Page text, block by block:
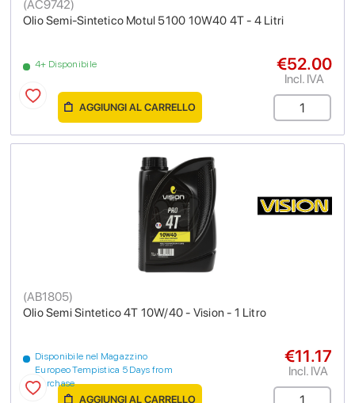
Olio Semi-Sintetico Motul 5100 10W40 4T - 4 Litri
(AC9742)
4+ Disponibile €52.00
Incl. IVA
AGGIUNGI AL CARRELLO
Olio Semi Sintetico 4T 10W/40 - Vision - 1 Litro
(AB1805)
Disponibile nel Magazzino
Europeo Tempistica 5 Days from
purchase
€11.17
Incl. IVA
AGGIUNGI AL CARRELLO